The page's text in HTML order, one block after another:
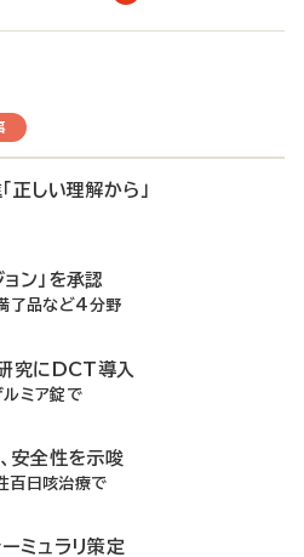
正しい理解から」
ン」を承認
了品など4分野
究にDCT導入
ルミア錠で
安全性を示唆
百日咳治療で
ミュラリ策定